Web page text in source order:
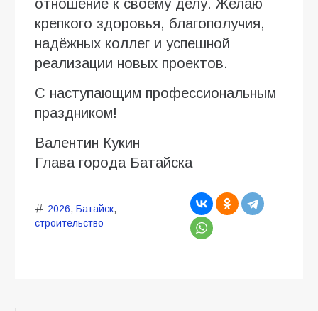
отношение к своему делу. Желаю
крепкого здоровья, благополучия,
надёжных коллег и успешной
реализации новых проектов.
С наступающим профессиональным
праздником!
Валентин Кукин
Глава города Батайска
2026, Батайск,
строительство